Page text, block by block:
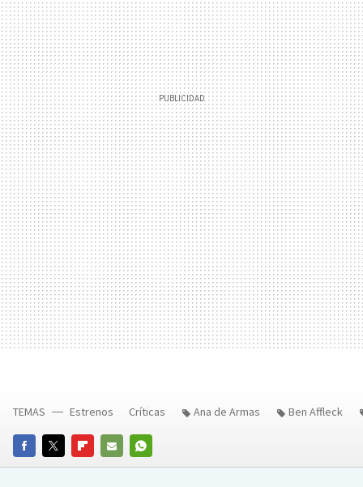
FACEBOOKTWITTERFLIPBOARD
E-
WHATSAPP
TEMAS Estrenos Críticas Ana de Armas Ben Affleck